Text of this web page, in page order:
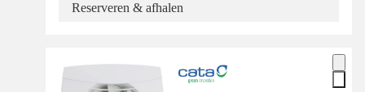
Reserveren & afhalen